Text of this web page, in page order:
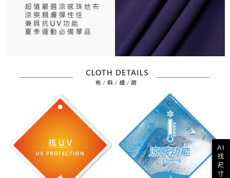
AI
找
尺
寸